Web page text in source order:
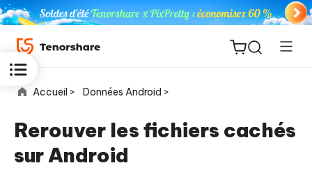
Accueil > Données Android >
Rerouver les fichiers cachés
sur Android